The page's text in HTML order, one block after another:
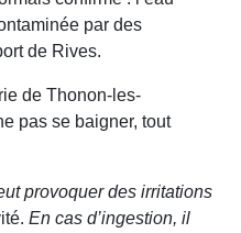
par des
de Rives.
de Thonon-les-
pas se baigner, tout
provoquer des irritations
En cas d’ingestion, il